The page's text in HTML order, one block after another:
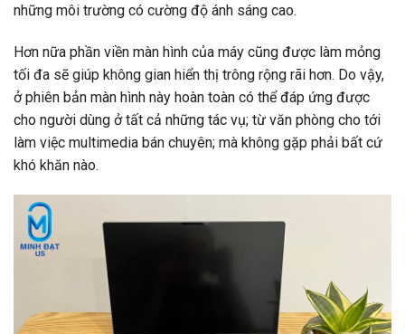
những môi trường có cường độ ánh sáng cao.
Hơn nữa phần viền màn hình của máy cũng được làm mỏng
tối đa sẽ giúp không gian hiển thị trông rộng rãi hơn. Do vậy,
ở phiên bản màn hình này hoàn toàn có thể đáp ứng được
cho người dùng ở tất cả những tác vụ; từ văn phòng cho tới
làm việc multimedia bán chuyên; mà không gặp phải bất cứ
khó khăn nào.